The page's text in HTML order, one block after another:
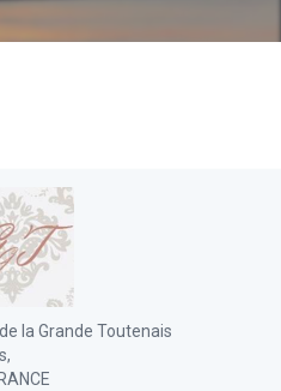
la Grande Toutenais